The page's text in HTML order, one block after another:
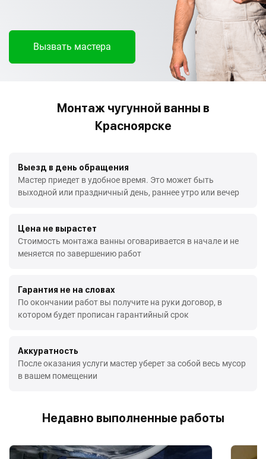
Вызвать мастера
Монтаж чугунной ванны в
Красноярске
Выезд в день обращения
Мастер приедет в удобное время. Это может быть
выходной или праздничный день, раннее утро или вечер
Цена не вырастет
Стоимость монтажа ванны оговаривается в начале и не
меняется по завершению работ
Гарантия не на словах
По окончании работ вы получите на руки договор, в
котором будет прописан гарантийный срок
Аккуратность
После оказания услуги мастер уберет за собой весь мусор
в вашем помещении
Недавно выполненные работы